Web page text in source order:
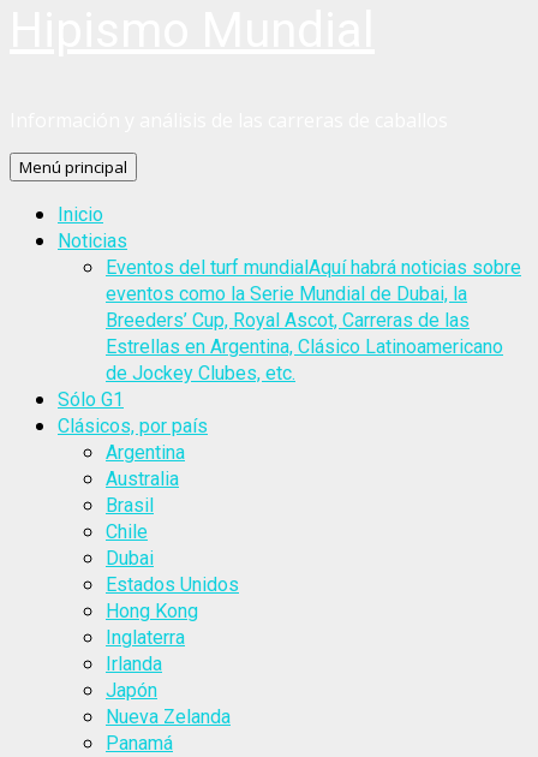
Menú principal
Inicio
Noticias
Eventos del turf mundialAquí habrá noticias sobre
eventos como la Serie Mundial de Dubai, la
Breeders’ Cup, Royal Ascot, Carreras de las
Estrellas en Argentina, Clásico Latinoamericano
de Jockey Clubes, etc.
Sólo G1
Clásicos, por país
Argentina
Australia
Brasil
Chile
Dubai
Estados Unidos
Hong Kong
Inglaterra
Irlanda
Japón
Nueva Zelanda
Panamá